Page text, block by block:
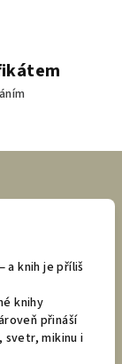
knih je příliš
knihy
přináší
mikinu i